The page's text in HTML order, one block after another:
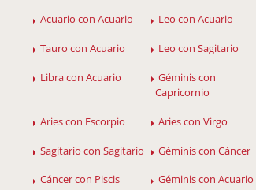
Acuario con Acuario Leo con Acuario
Tauro con Acuario Leo con Sagitario
Libra con Acuario
Géminis con
Capricornio
Aries con Escorpio Aries con Virgo
Sagitario con Sagitario Géminis con Cáncer
Cáncer con Piscis Géminis con Acuario